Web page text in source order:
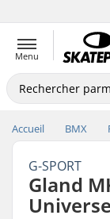
Menu
Accueil BMX
G-SPORT
Gland